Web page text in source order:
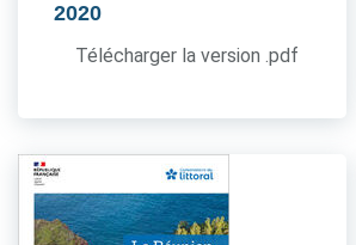
2020
Télécharger la version .pdf